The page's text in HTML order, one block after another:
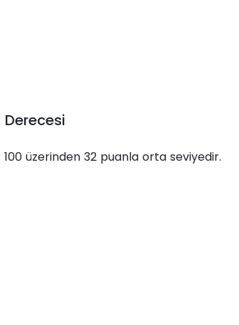
100 üzerinden 32 puanla orta seviyedir.